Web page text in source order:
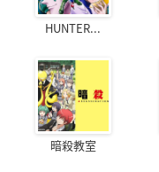
HUNTER...
暗殺教室